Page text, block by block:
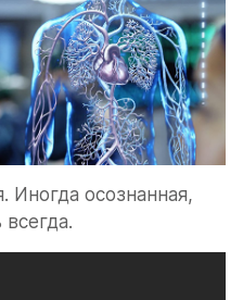
Иногда осознанная,